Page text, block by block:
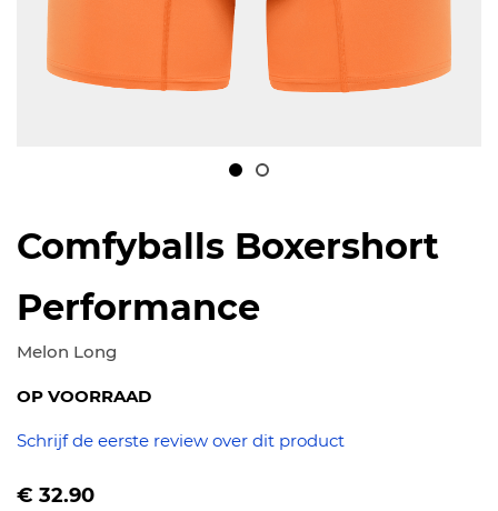
naar
het
begin
van
de
gallerij
Comfyballs Boxershort
Performance
Melon Long
OP VOORRAAD
Schrijf de eerste review over dit product
Vanaf
€ 32.90